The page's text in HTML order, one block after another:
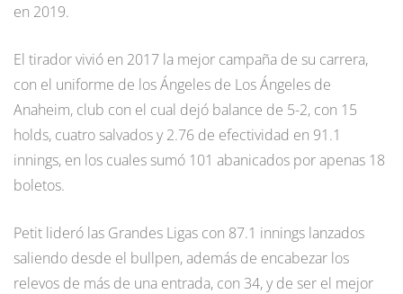
en 2019.
El tirador vivió en 2017 la mejor campaña de su carrera,
con el uniforme de los Ángeles de Los Ángeles de
Anaheim, club con el cual dejó balance de 5-2, con 15
holds, cuatro salvados y 2.76 de efectividad en 91.1
innings, en los cuales sumó 101 abanicados por apenas 18
boletos.
Petit lideró las Grandes Ligas con 87.1 innings lanzados
saliendo desde el bullpen, además de encabezar los
relevos de más de una entrada, con 34, y de ser el mejor